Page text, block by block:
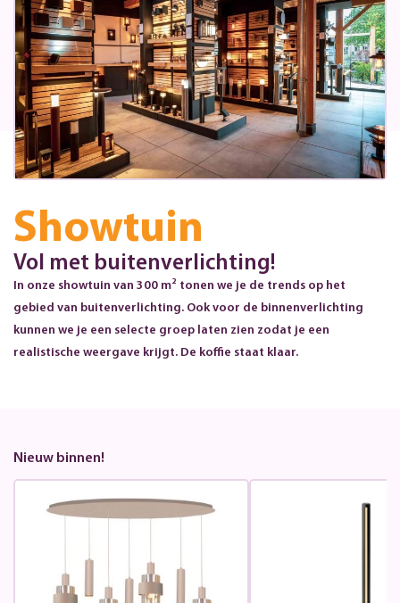
Showtuin
Vol met buitenverlichting!
In onze showtuin van 300 m² tonen we je de trends op het
gebied van buitenverlichting. Ook voor de binnenverlichting
kunnen we je een selecte groep laten zien zodat je een
realistische weergave krijgt. De koffie staat klaar.
Nieuw binnen!